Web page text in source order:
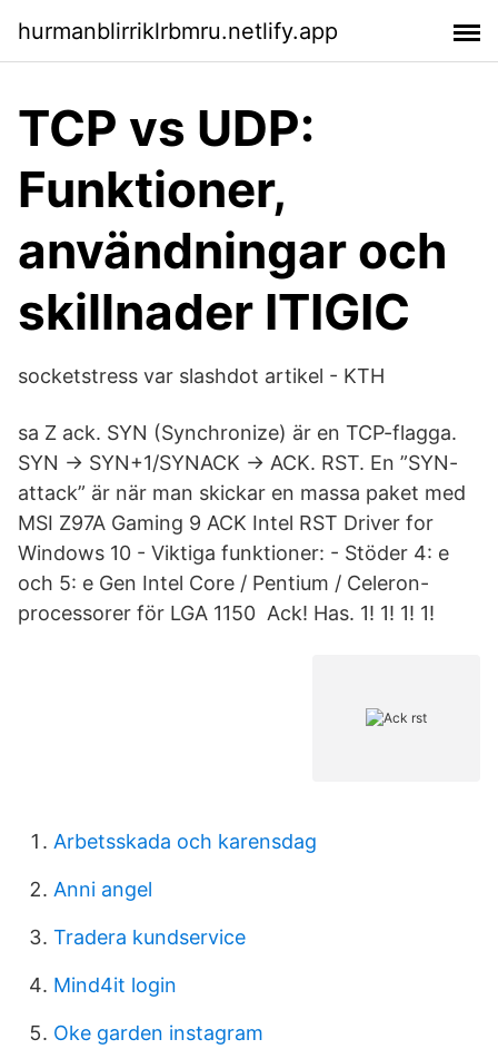
hurmanblirriklrbmru.netlify.app
TCP vs UDP:
Funktioner,
användningar och
skillnader ITIGIC
socketstress var slashdot artikel - KTH
sa Z ack. SYN (Synchronize) är en TCP-flagga.
SYN -> SYN+1/SYNACK -> ACK. RST. En ”SYN-
attack” är när man skickar en massa paket med
MSI Z97A Gaming 9 ACK Intel RST Driver for
Windows 10 - Viktiga funktioner: - Stöder 4: e
och 5: e Gen Intel Core / Pentium / Celeron-
processorer för LGA 1150 Ack! Has. 1! 1! 1! 1!
Arbetsskada och karensdag
Anni angel
Tradera kundservice
Mind4it login
Oke garden instagram